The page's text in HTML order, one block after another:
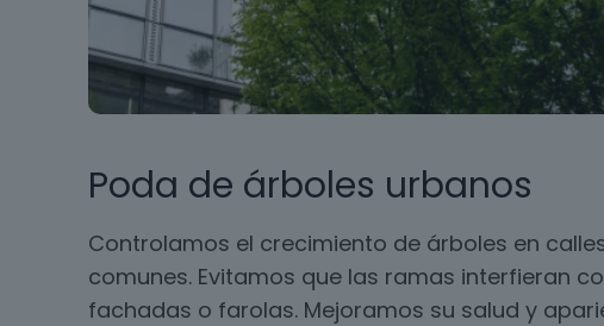
Poda de árboles urbanos
Controlamos el crecimiento de árboles en
comunes. Evitamos que las ramas interfieran
fachadas o farolas. Mejoramos su salud y